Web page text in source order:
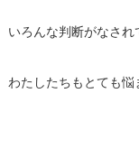
いろんな判断がなされ
わたしたちもとても悩